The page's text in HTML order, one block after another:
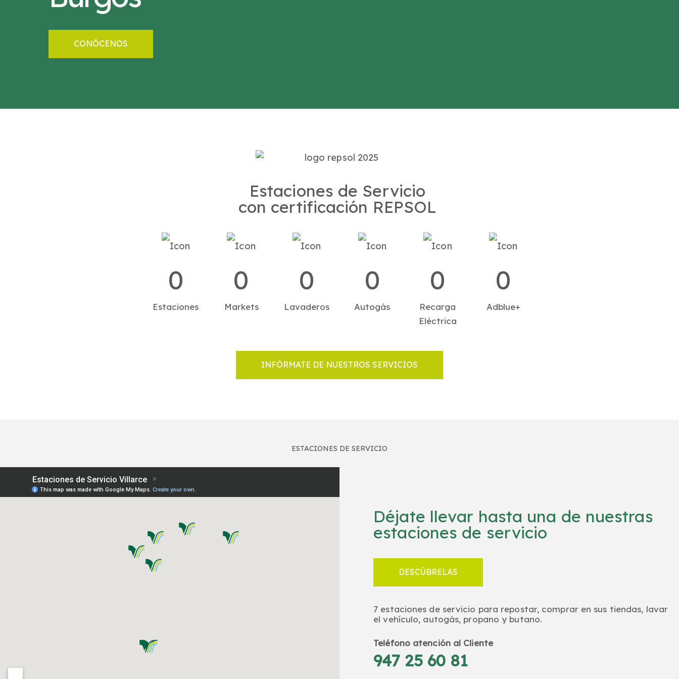
CONÓCENOS
Estaciones de Servicio
con certificación REPSOL
0
Estaciones
0
Markets
0
Lavaderos
0
Autogás
0
Recarga
Eléctrica
0
Adblue+
INFÓRMATE DE NUESTROS SERVICIOS
ESTACIONES DE SERVICIO
Déjate llevar hasta una de nuestras
estaciones de servicio
DESCÚBRELAS
7 estaciones de servicio para repostar, comprar en sus tiendas, lavar
el vehículo, autogás, propano y butano.
Teléfono atención al Cliente
947 25 60 81